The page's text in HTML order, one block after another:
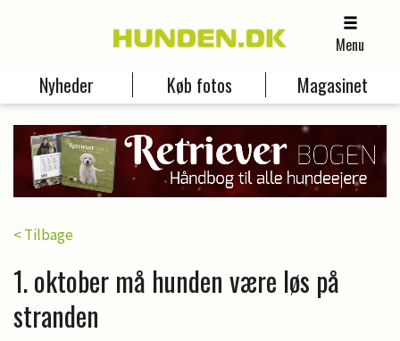
Menu
Nyheder Køb fotos Magasinet
< Tilbage
1. oktober må hunden være løs på
stranden